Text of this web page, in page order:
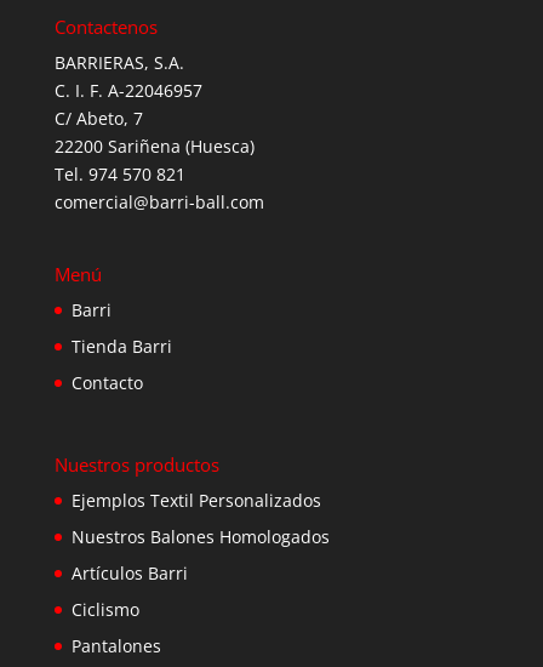
Contactenos
BARRIERAS, S.A.
C. I. F. A-22046957
C/ Abeto, 7
22200 Sariñena (Huesca)
Tel. 974 570 821
comercial@barri-ball.com
Menú
Barri
Tienda Barri
Contacto
Nuestros productos
Ejemplos Textil Personalizados
Nuestros Balones Homologados
Artículos Barri
Ciclismo
Pantalones